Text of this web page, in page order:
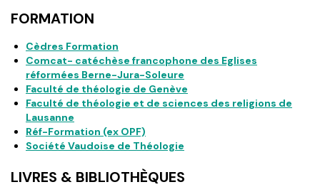
FORMATION
Cèdres Formation
Comcat- catéchèse francophone des Eglises
réformées Berne-Jura-Soleure
Faculté de théologie de Genève
Faculté de théologie et de sciences des religions de
Lausanne
Réf-Formation (ex OPF)
Société Vaudoise de Théologie
LIVRES & BIBLIOTHÈQUES